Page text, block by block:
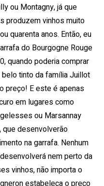
ou Montagny, já que
produzem vinhos muito
quarenta anos. Então, eu
do Bourgogne Rouge
quando poderia comprar
tinto da família Juillot
preço! E este é apenas
em lugares como
ou Marsannay
que desenvolverão
na garrafa. Nenhum
nem perto da
vinhos, não importa o
estabeleça o preço